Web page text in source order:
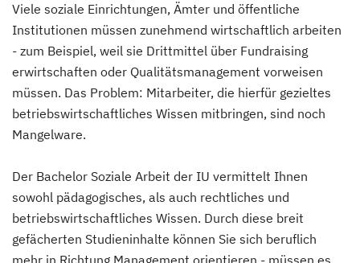
Viele soziale Einrichtungen, Ämter und öffentliche
Institutionen müssen zunehmend wirtschaftlich arbeiten
- zum Beispiel, weil sie Drittmittel über Fundraising
erwirtschaften oder Qualitätsmanagement vorweisen
müssen. Das Problem: Mitarbeiter, die hierfür gezieltes
betriebswirtschaftliches Wissen mitbringen, sind noch
Mangelware.
Der Bachelor Soziale Arbeit der IU vermittelt Ihnen
sowohl pädagogisches, als auch rechtliches und
betriebswirtschaftliches Wissen. Durch diese breit
gefächerten Studieninhalte können Sie sich beruflich